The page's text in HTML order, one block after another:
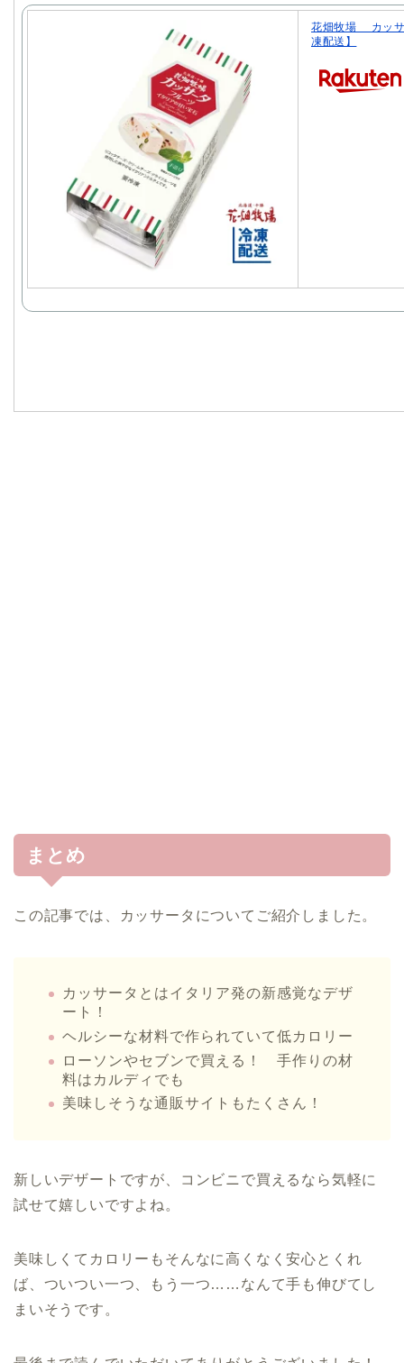
花畑牧場 カッ
凍配送】
まとめ
この記事では、カッサータについてご紹介しました。
カッサータとはイタリア発の新感覚なデザ
ート！
ヘルシーな材料で作られていて低カロリー
ローソンやセブンで買える！ 手作りの材
料はカルディでも
美味しそうな通販サイトもたくさん！
新しいデザートですが、コンビニで買えるなら気軽に
試せて嬉しいですよね。
美味しくてカロリーもそんなに高くなく安心とくれ
ば、ついつい一つ、もう一つ……なんて手も伸びてし
まいそうです。